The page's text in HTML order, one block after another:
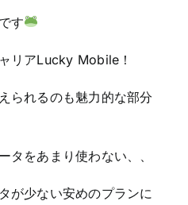
す
リアLucky Mobile！
られるのも魅力的な部分
タをあまり使わない、、
が少ない安めのプランに